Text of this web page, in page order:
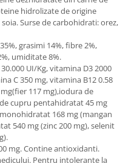
hidrolizate de origine
Surse de carbohidrati: orez,
grasimi 14%, fibre 2%,
umiditate 8%.
UI/Kg, vitamina D3 2000
C 350 mg, vitamina B12 0.58
117 mg),iodura de
cupru pentahidratat 45 mg
168 mg (mangan
540 mg (zinc 200 mg), selenit
mg. Contine antioxidanti.
Pentru intolerante la